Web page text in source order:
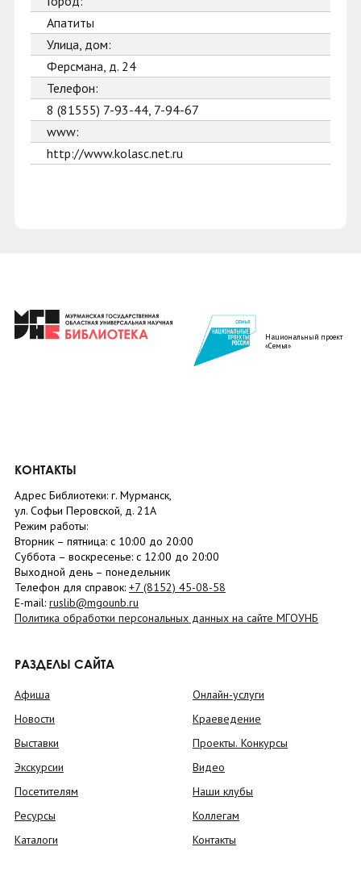
Апатиты
Улица, дом:
Ферсмана, д. 24
Телефон:
8 (81555) 7-93-44, 7-94-67
www:
http://www.kolasc.net.ru
Национальный проект
«Семья»
КОНТАКТЫ
Адрес Библиотеки: г. Мурманск,
ул. Софьи Перовской, д. 21А
Режим работы:
Вторник – пятница: с 10:00 до 20:00
Суббота – воскресенье: c 12:00 до 20:00
Выходной день – понедельник
Телефон для справок: +7 (8152) 45-08-58
E-mail: ruslib@mgounb.ru
Политика обработки персональных данных на сайте МГОУНБ
РАЗДЕЛЫ САЙТА
Афиша
Новости
Выставки
Экскурсии
Посетителям
Ресурсы
Каталоги
Онлайн-услуги
Краеведение
Проекты. Конкурсы
Видео
Наши клубы
Коллегам
Контакты